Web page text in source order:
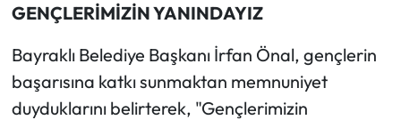
GENÇLERİMİZİN YANINDAYIZ
Bayraklı Belediye Başkanı İrfan Önal, gençlerin
başarısına katkı sunmaktan memnuniyet
duyduklarını belirterek, "Gençlerimizin